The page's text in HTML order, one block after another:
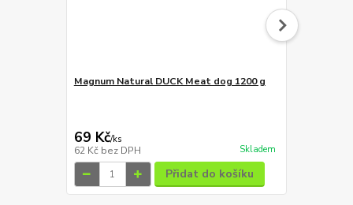
Magnum Natural DUCK Meat dog 1200 g
69 Kč/ks
62 Kč bez DPH Skladem
Přidat do košíku